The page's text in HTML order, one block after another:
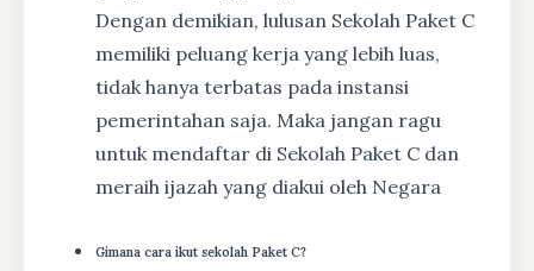
Dengan demikian, lulusan Sekolah Paket C
memiliki peluang kerja yang lebih luas,
tidak hanya terbatas pada instansi
pemerintahan saja. Maka jangan ragu
untuk mendaftar di Sekolah Paket C dan
meraih ijazah yang diakui oleh Negara
Gimana cara ikut sekolah Paket C?